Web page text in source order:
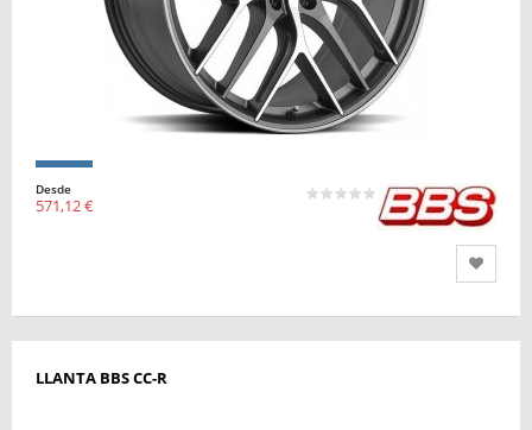
Desde
571,12 €
LLANTA BBS CC-R